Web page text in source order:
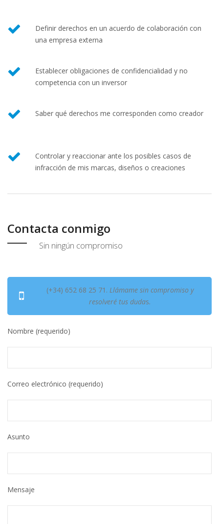
Definir derechos en un acuerdo de colaboración con
una empresa externa
Establecer obligaciones de confidencialidad y no
competencia con un inversor
Saber qué derechos me corresponden como creador
Controlar y reaccionar ante los posibles casos de
infracción de mis marcas, diseños o creaciones
Contacta conmigo
Sin ningún compromiso
(+34) 652 68 25 71. Llámame sin compromiso y
resolveré tus dudas.
Nombre (requerido)
Correo electrónico (requerido)
Asunto
Mensaje